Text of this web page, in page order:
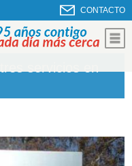
CONTACTO
servicios en